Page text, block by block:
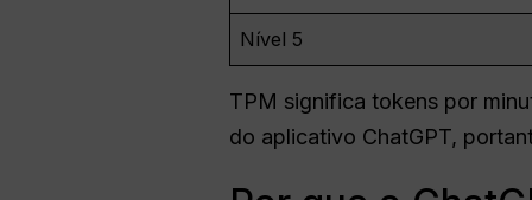
Nível 5
TPM significa tokens por
do aplicativo ChatGPT,